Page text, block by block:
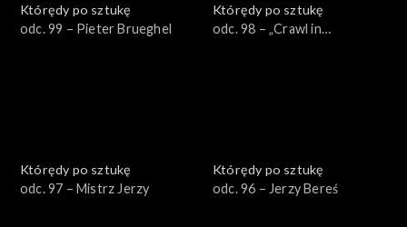
Którędy po sztukę
odc. 99 – Pieter Brueghel
Którędy po sztukę
odc. 98 – „Crawl in
Którędy po sztukę
odc. 97 – Mistrz Jerzy
Którędy po sztukę
odc. 96 – Jerzy Bereś